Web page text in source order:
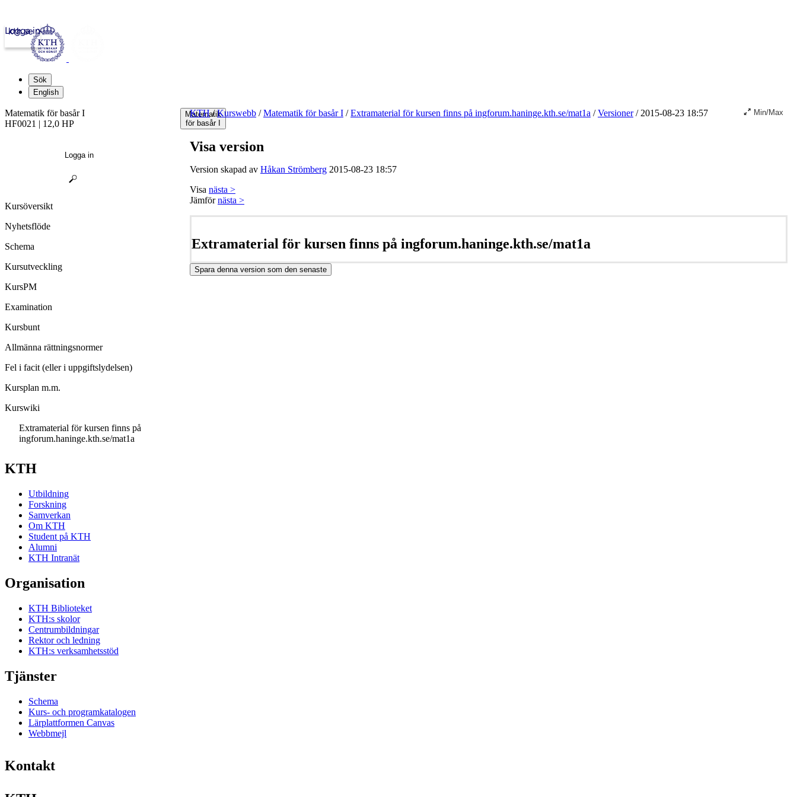
kth.se
Logga in
Sök
English
Matematik
för basår I
KTH / Kurswebb / Matematik för basår I / Extramaterial för kursen finns på ingforum.haninge.kth.se/mat1a / Versioner /2015-08-23 18:57 Min/Max
Visa version
Version skapad av Håkan Strömberg 2015-08-23 18:57
Visa nästa >
Jämförnästa >
Extramaterial för kursen finns på ingforum.haninge.kth.se/mat1a
Spara denna version som den senaste
Matematik för basår I
HF0021 | 12,0 HP
Logga in
Kursöversikt
Nyhetsflöde
Schema
Kursutveckling
KursPM
Examination
Kursbunt
Allmänna rättningsnormer
Fel i facit (eller i uppgiftslydelsen)
Kursplan m.m.
Kurswiki
Extramaterial för kursen finns på
ingforum.haninge.kth.se/mat1a
KTH
Utbildning
Forskning
Samverkan
Om KTH
Student på KTH
Alumni
KTH Intranät
Organisation
KTH Biblioteket
KTH:s skolor
Centrumbildningar
Rektor och ledning
KTH:s verksamhetsstöd
Tjänster
Schema
Kurs- och programkatalogen
Lärplattformen Canvas
Webbmejl
Kontakt